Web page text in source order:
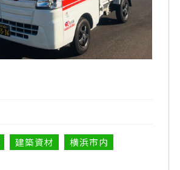
建築資材
横浜市内